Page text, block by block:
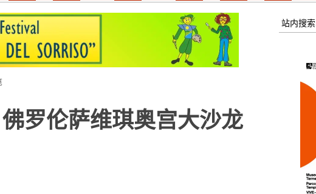
罗伦萨维琪奥宫大沙龙